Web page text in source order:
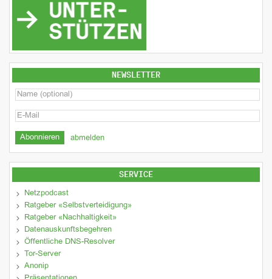
NEWSLETTER
abmelden
SERVICE
Netzpodcast
Ratgeber «Selbstverteidigung»
Ratgeber «Nachhaltigkeit»
Datenauskunftsbegehren
Öffentliche DNS-Resolver
Tor-Server
Anonip